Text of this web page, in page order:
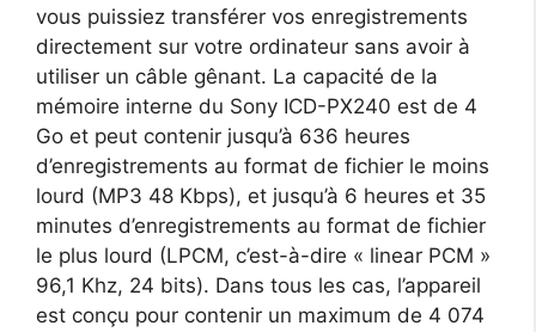
vous puissiez transférer vos enregistrements
directement sur votre ordinateur sans avoir à
utiliser un câble gênant. La capacité de la
mémoire interne du Sony ICD-PX240 est de 4
Go et peut contenir jusqu’à 636 heures
d’enregistrements au format de fichier le moins
lourd (MP3 48 Kbps), et jusqu’à 6 heures et 35
minutes d’enregistrements au format de fichier
le plus lourd (LPCM, c’est-à-dire « linear PCM »
96,1 Khz, 24 bits). Dans tous les cas, l’appareil
est conçu pour contenir un maximum de 4 074